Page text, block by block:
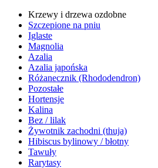
Krzewy i drzewa ozdobne
Szczepione na pniu
Iglaste
Magnolia
Azalia
Azalia japońska
Różanecznik (Rhododendron)
Pozostałe
Hortensje
Kalina
Bez / lilak
Żywotnik zachodni (thuja)
Hibiscus bylinowy / błotny
Tawuły
Rarytasy